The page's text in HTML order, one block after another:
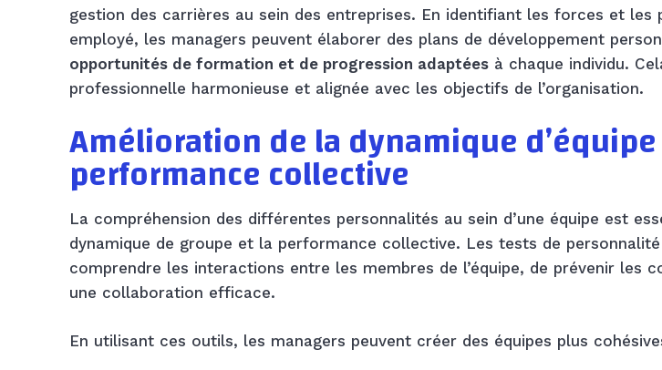
gestion des carrières au sein des entreprises. En identifiant les forces et les
employé, les managers peuvent élaborer des plans de développement
opportunités de formation et de progression adaptées à chaque individu.
professionnelle harmonieuse et alignée avec les objectifs de l’organisation.
Amélioration de la dynamique
performance collective
La compréhension des différentes personnalités au sein d’une équipe est
dynamique de groupe et la performance collective. Les tests de
comprendre les interactions entre les membres de l’équipe, de prévenir les
une collaboration efficace.
En utilisant ces outils, les managers peuvent créer des équipes plus